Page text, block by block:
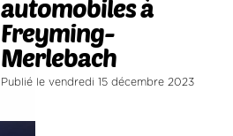
automobiles à
Freyming-
Merlebach
Publié le vendredi 15 décembre 2023